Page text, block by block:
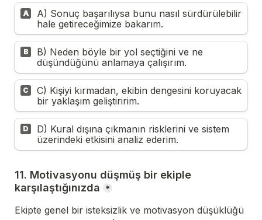
A
A) Sonuç başarılıysa bunu nasıl sürdürülebilir
hale getireceğimize bakarım.
B
B) Neden böyle bir yol seçtiğini ve ne
düşündüğünü anlamaya çalışırım.
C
C) Kişiyi kırmadan, ekibin dengesini koruyacak
bir yaklaşım geliştiririm.
D
D) Kural dışına çıkmanın risklerini ve sistem
üzerindeki etkisini analiz ederim.
11. Motivasyonu düşmüş bir ekiple
karşılaştığınızda
*
Ekipte genel bir isteksizlik ve motivasyon düşüklüğü